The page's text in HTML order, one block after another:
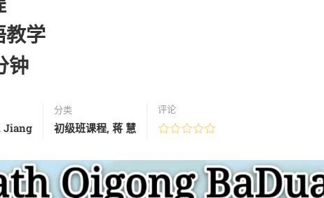
教学
钟
Jiang
分类
初级班课程, 蒋 慧
评论